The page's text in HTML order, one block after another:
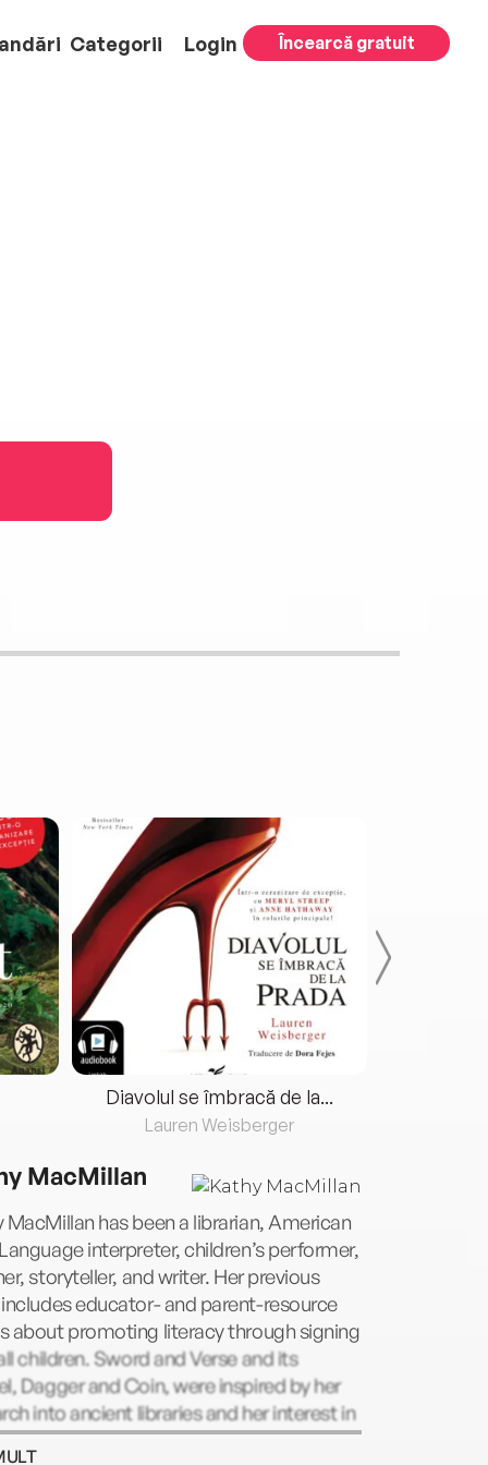
Categorii Login Încearcă gratuit
Diavolul se îmbracă de la...
Lauren Weisberger
MacMillan
MacMillan has been a librarian, American
interpreter, children’s performer,
storyteller, and writer. Her previous
educator- and parent-resource
about promoting literacy through signing
children. Sword and Verse and its
Dagger and Coin, were inspired by her
into ancient libraries and her interest in
the power of language. Kathy lives